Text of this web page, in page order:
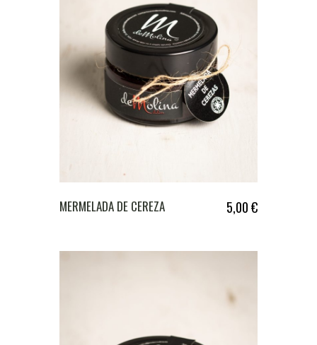
MERMELADA DE CEREZA 5,00€